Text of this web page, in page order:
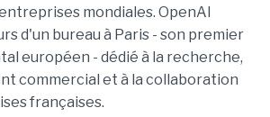
mondiales. OpenAI
d'un bureau à Paris - son premier
européen - dédié à la recherche,
commercial et à la collaboration
françaises.